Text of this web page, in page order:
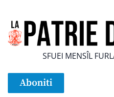
SFUEI MENSÎL
Aboniti